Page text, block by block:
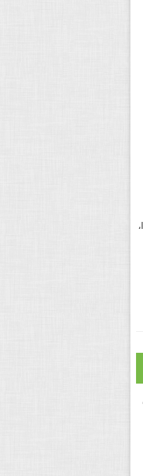
درک نوردهی – همراه با توضیح ISO،